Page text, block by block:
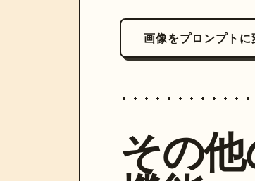
画像をプロンプトに
その